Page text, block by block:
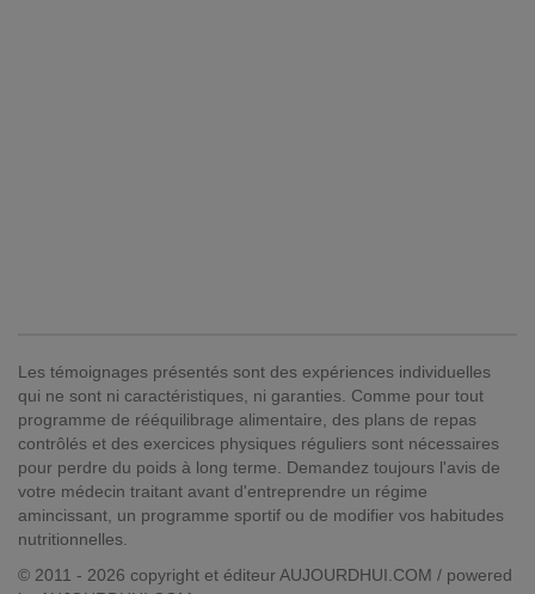
Les témoignages présentés sont des expériences individuelles
qui ne sont ni caractéristiques, ni garanties. Comme pour tout
programme de rééquilibrage alimentaire, des plans de repas
contrôlés et des exercices physiques réguliers sont nécessaires
pour perdre du poids à long terme. Demandez toujours l'avis de
votre médecin traitant avant d'entreprendre un régime
amincissant, un programme sportif ou de modifier vos habitudes
nutritionnelles.
© 2011 - 2026 copyright et éditeur AUJOURDHUI.COM / powered